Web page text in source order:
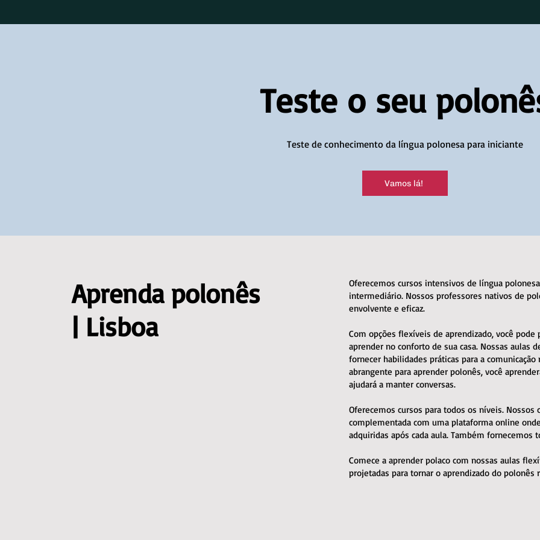
Teste o seu
Teste de conhecimento da língua polonesa para iniciante
Vamos lá!
Aprenda polonês
| Lisboa
Oferecemos cursos intensivos de língua
intermediário. Nossos professores nativos de
envolvente e eficaz.
Com opções flexíveis de aprendizado, você
aprender no conforto de sua casa. Nossas aulas
fornecer habilidades práticas para a
abrangente para aprender polonês, você
ajudará a manter conversas.
Oferecemos cursos para todos os níveis.
complementada com uma plataforma online
adquiridas após cada aula. Também fornecemos
Comece a aprender polaco com nossas aulas
projetadas para tornar o aprendizado do polonês